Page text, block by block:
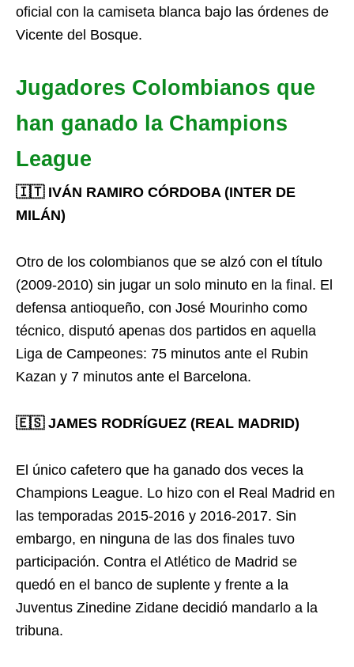
oficial con la camiseta blanca bajo las órdenes de
Vicente del Bosque.
Jugadores Colombianos que
han ganado la Champions
League
🇮🇹 IVÁN RAMIRO CÓRDOBA (INTER DE
MILÁN)
Otro de los colombianos que se alzó con el título
(2009-2010) sin jugar un solo minuto en la final. El
defensa antioqueño, con José Mourinho como
técnico, disputó apenas dos partidos en aquella
Liga de Campeones: 75 minutos ante el Rubin
Kazan y 7 minutos ante el Barcelona.
🇪🇸 JAMES RODRÍGUEZ (REAL MADRID)
El único cafetero que ha ganado dos veces la
Champions League. Lo hizo con el Real Madrid en
las temporadas 2015-2016 y 2016-2017. Sin
embargo, en ninguna de las dos finales tuvo
participación. Contra el Atlético de Madrid se
quedó en el banco de suplente y frente a la
Juventus Zinedine Zidane decidió mandarlo a la
tribuna.